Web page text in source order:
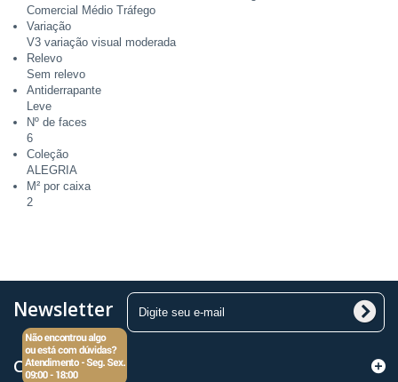
Comercial Médio Tráfego
Variação
V3 variação visual moderada
Relevo
Sem relevo
Antiderrapante
Leve
Nº de faces
6
Coleção
ALEGRIA
M² por caixa
2
Newsletter
Categorias